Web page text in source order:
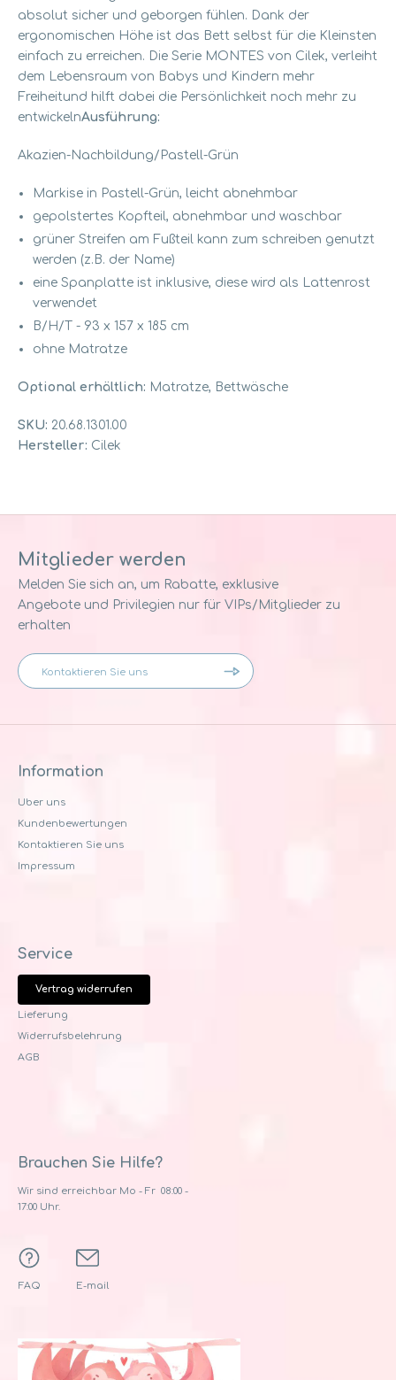
absolut sicher und geborgen fühlen. Dank der
ergonomischen Höhe ist das Bett selbst für die Kleinsten
einfach zu erreichen. Die Serie MONTES von Cilek, verleiht
dem Lebensraum von Babys und Kindern mehr
Freiheitund hilft dabei die Persönlichkeit noch mehr zu
entwickelnAusführung:
Akazien-Nachbildung/Pastell-Grün
Markise in Pastell-Grün, leicht abnehmbar
gepolstertes Kopfteil, abnehmbar und waschbar
grüner Streifen am Fußteil kann zum schreiben genutzt
werden (z.B. der Name)
eine Spanplatte ist inklusive, diese wird als Lattenrost
verwendet
B/H/T - 93 x 157 x 185 cm
ohne Matratze
Optional erhältlich: Matratze, Bettwäsche
SKU: 20.68.1301.00
Hersteller: Cilek
Mitglieder werden
Melden Sie sich an, um Rabatte, exklusive
Angebote und Privilegien nur für VIPs/Mitglieder zu
erhalten
Information
Uber uns
Kundenbewertungen
Kontaktieren Sie uns
Impressum
Service
Vertrag widerrufen
Lieferung
Widerrufsbelehrung
AGB
Brauchen Sie Hilfe?
Wir sind erreichbar Mo - Fr 08:00 -
17:00 Uhr.
FAQ E-mail